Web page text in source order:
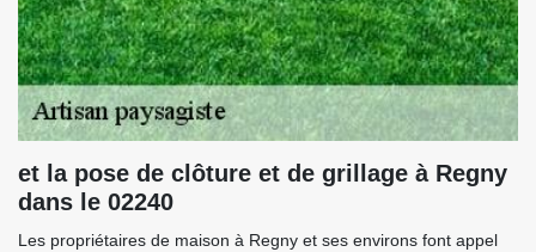
et la pose de clôture et de grillage à Regny
dans le 02240
Les propriétaires de maison à Regny et ses environs font appel